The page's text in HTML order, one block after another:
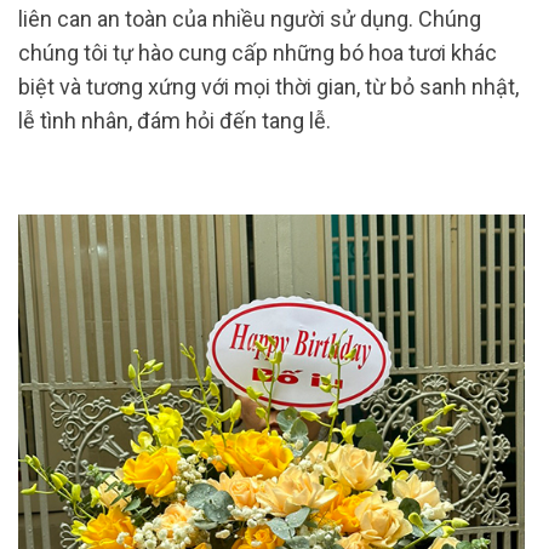
liên can an toàn của nhiều người sử dụng. Chúng
chúng tôi tự hào cung cấp những bó hoa tươi khác
biệt và tương xứng với mọi thời gian, từ bỏ sanh nhật,
lễ tình nhân, đám hỏi đến tang lễ.